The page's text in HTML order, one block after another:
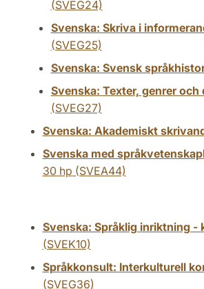
(SVEG24)
Svenska: Skriva i
(SVEG25)
Svenska: Svensk
Svenska: Texter, genrer och
(SVEG27)
Svenska: Akademiskt
Svenska med
30 hp (SVEA44)
Svenska: Språklig inriktning -
(SVEK10)
Språkkonsult: Interkulturell
(SVEG36)